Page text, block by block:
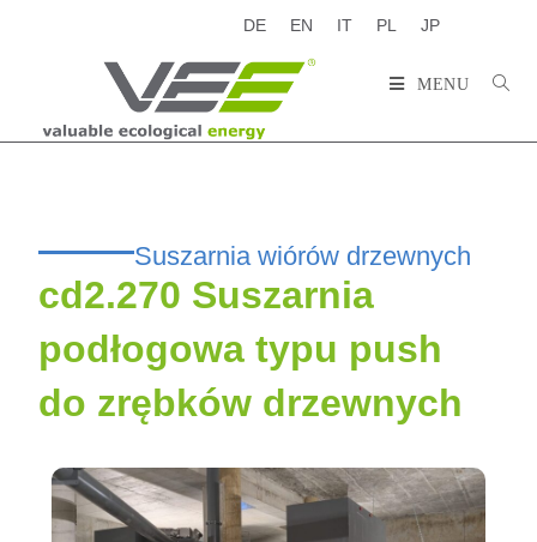
DE EN IT PL JP
MENU
Suszarnia wiórów drzewnych
cd2.270 Suszarnia
podłogowa typu push
do zrębków drzewnych